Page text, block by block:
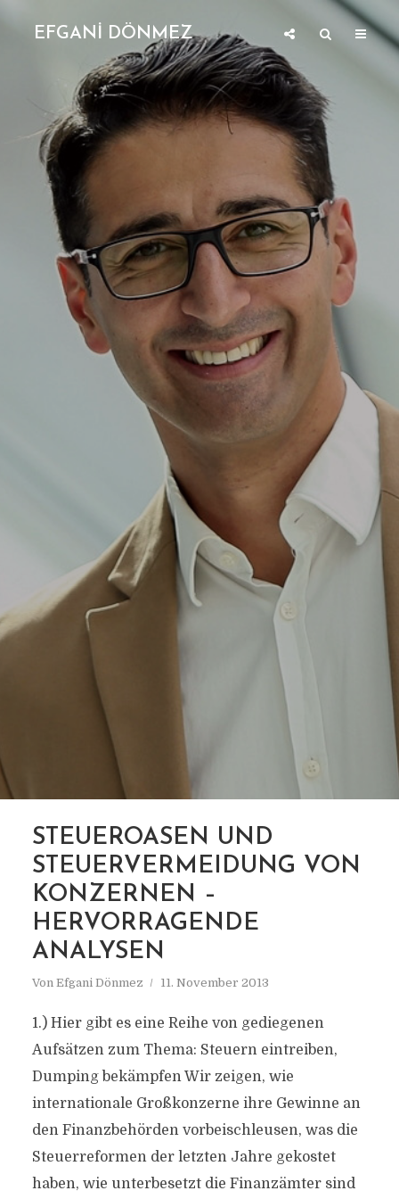
EFGANİ DÖNMEZ
MARKIERUNG
BLUTGOLD
STEUEROASEN UND
STEUERVERMEIDUNG VON
KONZERNEN –
HERVORRAGENDE
ANALYSEN
Von Efgani Dönmez 11. November 2013
1.) Hier gibt es eine Reihe von gediegenen
Aufsätzen zum Thema: Steuern eintreiben,
Dumping bekämpfen Wir zeigen, wie
internationale Großkonzerne ihre Gewinne an
den Finanzbehörden vorbeischleusen, was die
Steuerreformen der letzten Jahre gekostet
haben, wie unterbesetzt die Finanzämter sind